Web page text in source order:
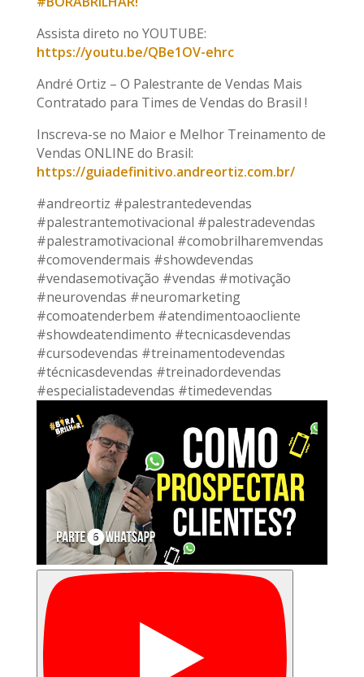
Assista direto no YOUTUBE:
https://youtu.be/QBe1OV-ehrc
André Ortiz – O Palestrante de Vendas Mais
Contratado para Times de Vendas do Brasil !
Inscreva-se no Maior e Melhor Treinamento de
Vendas ONLINE do Brasil:
https://guiadefinitivo.andreortiz.com.br/
#andreortiz #palestrantedevendas
#palestrantemotivacional #palestradevendas
#palestramotivacional #comobrilharemvendas
#comovendermais #showdevendas
#vendasemotivação #vendas #motivação
#neurovendas #neuromarketing
#comoatenderbem #atendimentoaocliente
#showdeatendimento #tecnicasdevendas
#cursodevendas #treinamentodevendas
#técnicasdevendas #treinadordevendas
#especialistadevendas #timedevendas